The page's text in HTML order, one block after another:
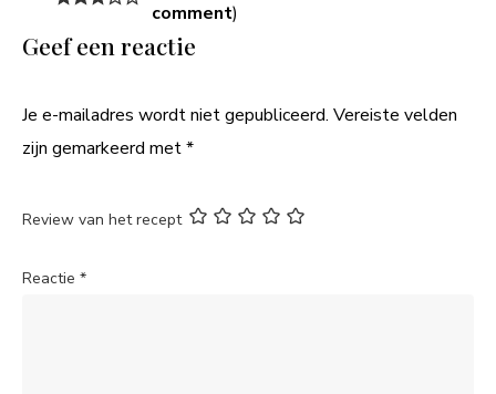
comment)
Geef een reactie
Je e-mailadres wordt niet gepubliceerd. Vereiste velden
zijn gemarkeerd met*
Review van het recept
Reactie *